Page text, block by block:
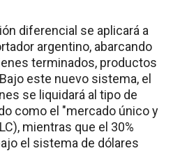
diferencial se aplicará a
argentino, abarcando
terminados, productos
este nuevo sistema, el
se liquidará al tipo de
como el "mercado único y
mientras que el 30%
el sistema de dólares